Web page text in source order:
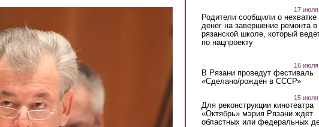
17
Родители сообщили о нехватке
денег на завершение ремонта в
рязанской школе, который
по нацпроекту
16
В Рязани проведут фестиваль
«Сделано/рождён в СССР»
15
Для реконструкции кинотеатра
«Октябрь» мэрия Рязани ждет
областных или федеральных